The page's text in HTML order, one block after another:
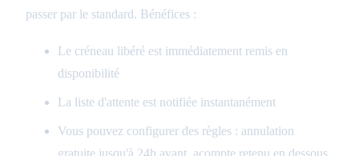
passer par le standard. Bénéfices :
Le créneau libéré est immédiatement remis en
disponibilité
La liste d'attente est notifiée instantanément
Vous pouvez configurer des règles : annulation
gratuite jusqu'à 24h avant, acompte retenu en dessous